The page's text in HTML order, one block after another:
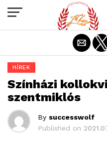
HÍREK
Színházi
szentmiklós
By successwolf
Published on
Exit